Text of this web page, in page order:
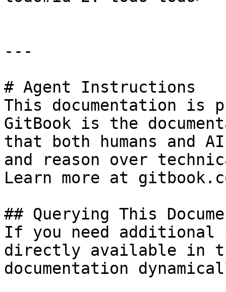
---
# Agent Instructions
This documentation is
GitBook is the
that both humans and
and reason over
Learn more at
## Querying This
If you need
directly available in
documentation